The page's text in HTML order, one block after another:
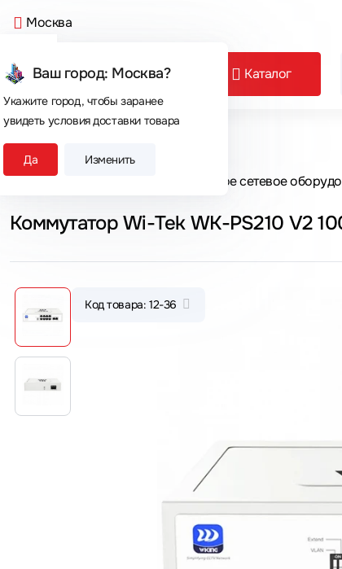
Москва
Ваш город: Москва?
Укажите город, чтобы заранее
увидеть условия доставки товара
Да Изменить
Каталог
Сегодня покупают
Главная Активное сетевое
Коммутатор Wi-Tek WK-PS210 V2
Код товара: 12-36